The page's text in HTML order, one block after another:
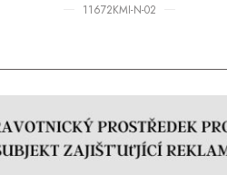
11672KMI-N-02